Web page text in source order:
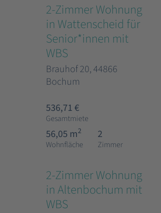
2-Zimmer Wohnung
in Wattenscheid für
Senior*innen mit
WBS
Brauhof 20, 44866
Bochum
536,71 €
Gesamtmiete
56,05 m2
Wohnfläche
2
Zimmer
2-Zimmer Wohnung
in Altenbochum mit
WBS